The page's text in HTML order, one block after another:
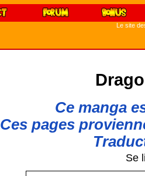
Le site
Ce manga
Ces pages
Se